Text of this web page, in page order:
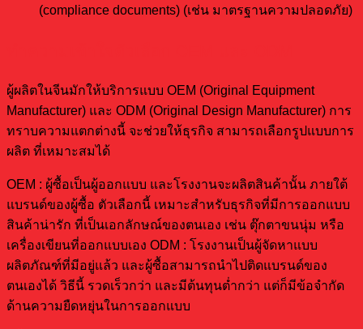
(compliance documents) (เช่น มาตรฐานความปลอดภัย)
ผู้ผลิตในจีนมักให้บริการแบบ OEM (Original Equipment
Manufacturer) และ ODM (Original Design Manufacturer) การ
ทราบความแตกต่างนี้ จะช่วยให้ธุรกิจ สามารถเลือกรูปแบบการ
ผลิต ที่เหมาะสมได้
OEM : ผู้ซื้อเป็นผู้ออกแบบ และโรงงานจะผลิตสินค้านั้น ภายใต้
แบรนด์ของผู้ซื้อ ตัวเลือกนี้ เหมาะสำหรับธุรกิจที่มีการออกแบบ
สินค้าน่ารัก ที่เป็นเอกลักษณ์ของตนเอง เช่น ตุ๊กตาขนนุ่ม หรือ
เครื่องเขียนที่ออกแบบเอง ODM : โรงงานเป็นผู้จัดหาแบบ
ผลิตภัณฑ์ที่มีอยู่แล้ว และผู้ซื้อสามารถนำไปติดแบรนด์ของ
ตนเองได้ วิธีนี้ รวดเร็วกว่า และมีต้นทุนต่ำกว่า แต่ก็มีข้อจำกัด
ด้านความยืดหยุ่นในการออกแบบ